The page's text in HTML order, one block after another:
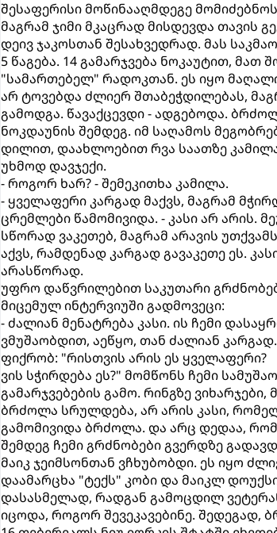
შესაფერისი მოწინააღმდეგე
მაგრამ ჯიმი მკაცრად მისდევდა თავის
დეივ ჯაკოსთან შესახვედრად. მას
5 წაგება. 14 გამარჯვება ნოკაუტით, მათ
"სამართებელ" რადოკთან. ეს იყო
არ ტოვებდა ძლიერ შთაბეჭდილებას,
გამოდგა. წავაქცევდი - ადგებოდა.
ნოკდაუნის შემდეგ. იმ საღამოს
დილით, დაახლოებით რვა საათზე
უხმოდ დავჯექი.
- როგორ ხარ? - შემეკითხა კამილა.
- ყველაფერი კარგად მაქვს, მაგრამ
ცრემლები წამომივიდა. - კასი არ არის.
სწორად ვაკეთებ, მაგრამ არავის
აქვს, რამდენად კარგად გავაკეთე ეს.
არასწორად.
უფრო დაწვრილებით საკუთარი
მიცემულ ინტერვიუში გადმოვეცი:
- ძალიან მენატრება კასი. ის ჩემი
ვმუშაობდით, აეწყო, თან ძალიან
ფიქრობ: "რისთვის არის ეს ყველაფერი?
ვის სჭირდება ეს?" მომწონს ჩემი
გამარჯვებების გამო. რინგზე
ბრძოლა სრულდება, არ არის კასი,
გამომივიდა ბრძოლა. და არც დედაა,
შემდეგ ჩემი გრძნობები გვერდზე
მაიკ ჯეიმსონთან ვჩხუბობდი. ეს იყო
დაამარცხა "ტექს" კობი და მაიკლ
დასასმელად, რადგან გამოცდილ
იცოდა, როგორ შევეკავებინე. შედეგად,